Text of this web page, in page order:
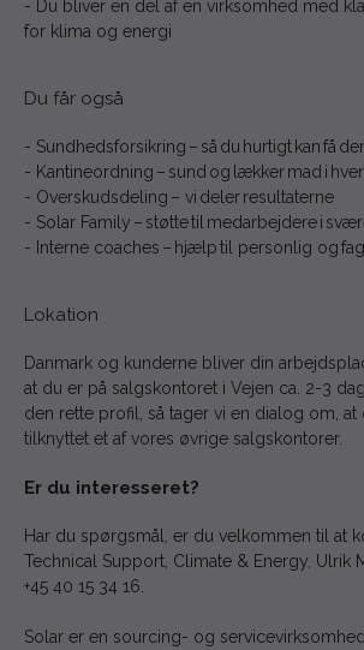
- Du bliver en del af en virksomhed med
for klima og energi
Du får også
- Sundhedsforsikring – så du hurtigt kan få
- Kantineordning – sund og lækker mad i
- Overskudsdeling – vi deler resultaterne
- Solar Family – støtte til medarbejdere i
- Interne coaches – hjælp til personlig og
Lokation
Danmark og kunderne bliver din
at du er på salgskontoret i Vejen ca. 2-3
den rette profil, så tager vi en dialog om,
tilknyttet et af vores øvrige salgskontorer.
Er du interesseret?
Har du spørgsmål, er du velkommen til at
Technical Support, Climate & Energy, Ulrik
+45 40 15 34 16.
Solar er en sourcing- og